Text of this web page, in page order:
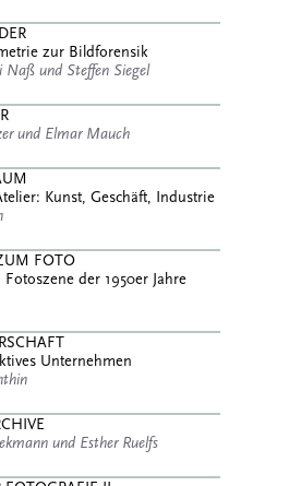
zur Bildforensik
und Steffen Siegel
und Elmar Mauch
Kunst, Geschäft, Industrie
FOTO
der 1950er Jahre
Unternehmen
und Esther Ruelfs